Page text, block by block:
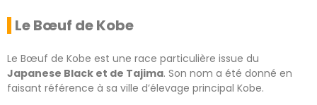
Le Bœuf de Kobe
Le Bœuf de Kobe est une race particulière issue du
Japanese Black et de Tajima. Son nom a été donné en
faisant référence à sa ville d’élevage principal Kobe.